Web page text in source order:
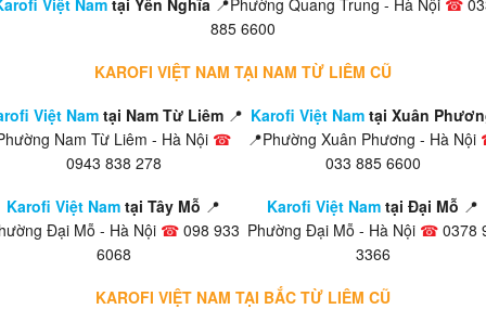
885 6600
KAROFI VIỆT NAM TẠI NAM TỪ LIÊM CŨ
Việt Namtại Nam Từ Liêm 📍
Nam Từ Liêm - Hà Nội ☎
0943 838 278
Karofi Việt Nam tại Xuân
📍Phường Xuân Phương - Hà Nội
033 885 6600
Karofi Việt Nam tại Tây Mỗ 📍
Đại Mỗ - Hà Nội ☎098 933
6068
Karofi Việt Nam tại Đại Mỗ 📍
Phường Đại Mỗ - Hà Nội ☎0378
3366
KAROFI VIỆT NAM TẠI BẮC TỪ LIÊM CŨ